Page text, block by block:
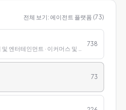
전체 보기: 에이전트 플랫폼 (73)
오피스 생산성 · 미디어 및 엔터테인먼트 · 이커머스 및 리테일 · 금융 · 헬스케어 · 교육 · 고객 서비스
738
73